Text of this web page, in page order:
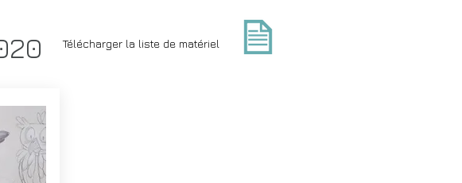
Télécharger la liste de matériel